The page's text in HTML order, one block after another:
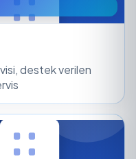
destek verilen